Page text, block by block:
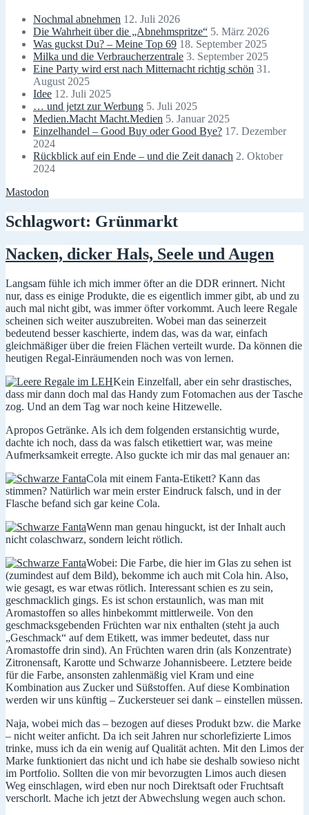
Nochmal abnehmen 12. Juli 2026
Die Wahrheit über die „Abnehmspritze“ 5. März 2026
Was guckst Du? – Meine Top 69 18. September 2025
Milka und die Verbraucherzentrale 3. September 2025
Eine Party wird erst nach Mitternacht richtig schön 31.
August 2025
Idee 12. Juli 2025
… und jetzt zur Werbung 5. Juli 2025
Medien.Macht Macht.Medien 5. Januar 2025
Einzelhandel – Good Buy oder Good Bye? 17. Dezember
2024
Rückblick auf ein Ende – und die Zeit danach 2. Oktober
2024
Mastodon
Schlagwort: Grünmarkt
Nacken, dicker Hals, Seele und Augen
Langsam fühle ich mich immer öfter an die DDR erinnert. Nicht
nur, dass es einige Produkte, die es eigentlich immer gibt, ab und zu
auch mal nicht gibt, was immer öfter vorkommt. Auch leere Regale
scheinen sich weiter auszubreiten. Wobei man das seinerzeit
bedeutend besser kaschierte, indem das, was da war, einfach
gleichmäßiger über die freien Flächen verteilt wurde. Da können die
heutigen Regal-Einräumenden noch was von lernen.
Kein Einzelfall, aber ein sehr drastisches,
dass mir dann doch mal das Handy zum Fotomachen aus der Tasche
zog. Und an dem Tag war noch keine Hitzewelle.
Apropos Getränke. Als ich dem folgenden erstansichtig wurde,
dachte ich noch, dass da was falsch etikettiert war, was meine
Aufmerksamkeit erregte. Also guckte ich mir das mal genauer an:
Cola mit einem Fanta-Etikett? Kann das
stimmen? Natürlich war mein erster Eindruck falsch, und in der
Flasche befand sich gar keine Cola.
Wenn man genau hinguckt, ist der Inhalt auch
nicht colaschwarz, sondern leicht rötlich.
Wobei: Die Farbe, die hier im Glas zu sehen ist
(zumindest auf dem Bild), bekomme ich auch mit Cola hin. Also,
wie gesagt, es war etwas rötlich. Interessant schien es zu sein,
geschmacklich gings. Es ist schon erstaunlich, was man mit
Aromastoffen so alles hinbekommt mittlerweile. Von den
geschmacksgebenden Früchten war nix enthalten (steht ja auch
„Geschmack“ auf dem Etikett, was immer bedeutet, dass nur
Aromastoffe drin sind). An Früchten waren drin (als Konzentrate)
Zitronensaft, Karotte und Schwarze Johannisbeere. Letztere beide
für die Farbe, ansonsten zahlenmäßig viel Kram und eine
Kombination aus Zucker und Süßstoffen. Auf diese Kombination
werden wir uns künftig – Zuckersteuer sei dank – einstellen müssen.
Naja, wobei mich das – bezogen auf dieses Produkt bzw. die Marke
– nicht weiter anficht. Da ich seit Jahren nur schorlefizierte Limos
trinke, muss ich da ein wenig auf Qualität achten. Mit den Limos der
Marke funktioniert das nicht und ich habe sie deshalb sowieso nicht
im Portfolio. Sollten die von mir bevorzugten Limos auch diesen
Weg einschlagen, wird eben nur noch Direktsaft oder Fruchtsaft
verschorlt. Mache ich jetzt der Abwechslung wegen auch schon.